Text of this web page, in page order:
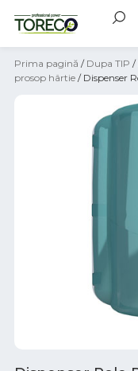
Prima pagină / Dupa TIP /
prosop hârtie / Dispenser